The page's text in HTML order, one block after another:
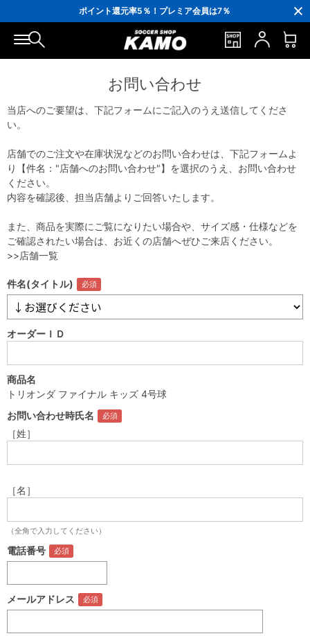
ポイント還元率5％！プレミア会員は7％
会員の方にはお誕生月に「10％OFFクーポン」プレゼント！
16,000円(税込)以上でシューズケースプレゼント！
3,300円(税込)以上で送料無料！
お問い合わせ
当店へのご要望は、下記フォームにご記入のうえ送信してくださ
い。
店舗でのご注文や在庫状況などのお問い合わせは、下記フォームよ
り【件名："店舗へのお問い合わせ"】を選択のうえ、お問い合わせ
ください。
内容を確認後、担当店舗よりご回答いたします。
また、商品を実際にご覧になりたい場合や、サイズ感・仕様などを
ご確認されたい場合は、お近くの店舗へぜひご来店ください。
>>店舗一覧
件名(タイトル)
オーダーＩＤ
商品名
トリオンダ ファイナル キッズ 4号球
お問い合わせ時氏名
［姓］
［名］
（全角で入力してください）
電話番号
メールアドレス